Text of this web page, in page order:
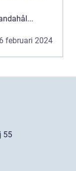
februari 2024